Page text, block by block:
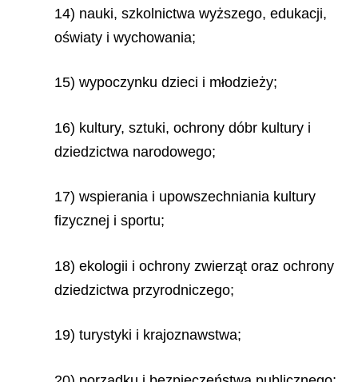
14) nauki, szkolnictwa wyższego, edukacji,
oświaty i wychowania;
15) wypoczynku dzieci i młodzieży;
16) kultury, sztuki, ochrony dóbr kultury i
dziedzictwa narodowego;
17) wspierania i upowszechniania kultury
fizycznej i sportu;
18) ekologii i ochrony zwierząt oraz ochrony
dziedzictwa przyrodniczego;
19) turystyki i krajoznawstwa;